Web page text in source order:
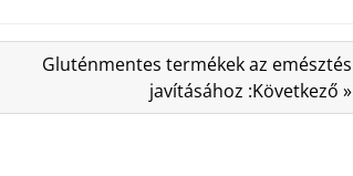
Gluténmentes termékek az emésztés
javításához :Következő »